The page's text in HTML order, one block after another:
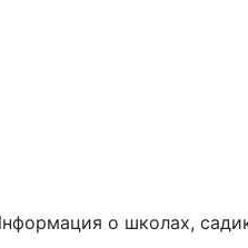
о школах,